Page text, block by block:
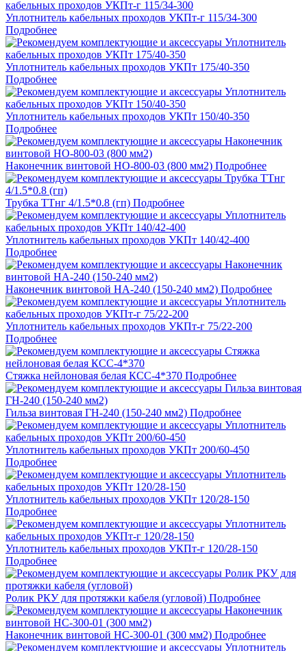
Уплотнитель кабельных проходов УКПт-г 115/34-300
Подробнее
Уплотнитель кабельных проходов УКПт 175/40-350
Подробнее
Уплотнитель кабельных проходов УКПт 150/40-350
Подробнее
Наконечник винтовой НО-800-03 (800 мм2) Подробнее
Трубка ТТнг 4/1.5*0.8 (гп) Подробнее
Уплотнитель кабельных проходов УКПт 140/42-400
Подробнее
Наконечник винтовой НА-240 (150-240 мм2) Подробнее
Уплотнитель кабельных проходов УКПт-г 75/22-200
Подробнее
Стяжка нейлоновая белая КСС-4*370 Подробнее
Гильза винтовая ГН-240 (150-240 мм2) Подробнее
Уплотнитель кабельных проходов УКПт 200/60-450
Подробнее
Уплотнитель кабельных проходов УКПт 120/28-150
Подробнее
Уплотнитель кабельных проходов УКПт-г 120/28-150
Подробнее
Ролик РКУ для протяжки кабеля (угловой) Подробнее
Наконечник винтовой НС-300-01 (300 мм2) Подробнее